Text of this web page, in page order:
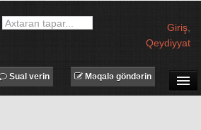
Giriş
Qeydiyyat
Məqalə göndərin
Sual verin